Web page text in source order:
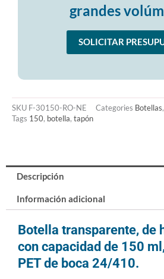
grandes
SOLICITAR
SKU F-30150-RO-NE Categories Botellas,
Tags 150, botella, tapón
Descripción
Información adicional
Botella transparente, de
con capacidad de 150
PET de boca 24/410.